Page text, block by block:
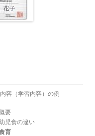
容（学習内容）の例
要
児食の違い
育